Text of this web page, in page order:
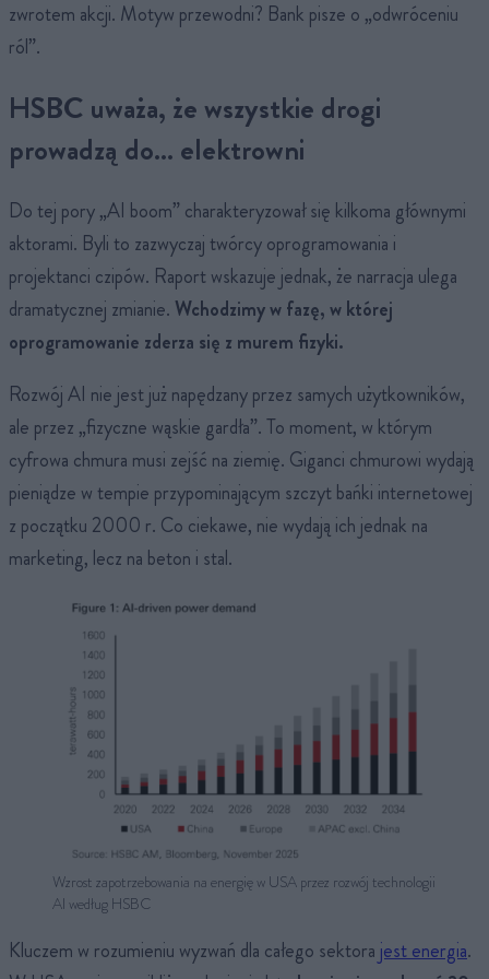
zwrotem akcji. Motyw przewodni? Bank pisze o „odwróceniu
ról”.
HSBC uważa, że wszystkie drogi
prowadzą do… elektrowni
Do tej pory „AI boom” charakteryzował się kilkoma głównymi
aktorami. Byli to zazwyczaj twórcy oprogramowania i
projektanci czipów. Raport wskazuje jednak, że narracja ulega
dramatycznej zmianie. Wchodzimy w fazę, w której
oprogramowanie zderza się z murem fizyki.
Rozwój AI nie jest już napędzany przez samych użytkowników,
ale przez „fizyczne wąskie gardła”. To moment, w którym
cyfrowa chmura musi zejść na ziemię. Giganci chmurowi wydają
pieniądze w tempie przypominającym szczyt bańki internetowej
z początku 2000 r. Co ciekawe, nie wydają ich jednak na
marketing, lecz na beton i stal.
Wzrost zapotrzebowania na energię w USA przez rozwój technologii
AI według HSBC
Kluczem w rozumieniu wyzwań dla całego sektora jest energia.